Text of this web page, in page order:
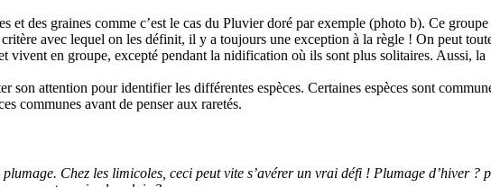
et des graines comme c’est le cas du Pluvier doré par exemple (photo b). Ce groupe
avec lequel on les définit, il y a toujours une exception à la règle ! On peut
vivent en groupe, excepté pendant la nidification où ils sont plus solitaires. Aussi, la
son attention pour identifier les différentes espèces. Certaines espèces sont
communes avant de penser aux raretés.
Chez les limicoles, ceci peut vite s’avérer un vrai défi ! Plumage d’hiver ?